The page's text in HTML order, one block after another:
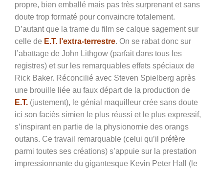
propre, bien emballé mais pas très surprenant et sans
doute trop formaté pour convaincre totalement.
D’autant que la trame du film se calque sagement sur
celle de E.T. l’extra-terrestre. On se rabat donc sur
l’abattage de John Lithgow (parfait dans tous les
registres) et sur les remarquables effets spéciaux de
Rick Baker. Réconcilié avec Steven Spielberg après
une brouille liée au faux départ de la production de
E.T. (justement), le génial maquilleur crée sans doute
ici son faciès simien le plus réussi et le plus expressif,
s’inspirant en partie de la physionomie des orangs
outans. Ce travail remarquable (celui qu’il préfère
parmi toutes ses créations) s’appuie sur la prestation
impressionnante du gigantesque Kevin Peter Hall (le